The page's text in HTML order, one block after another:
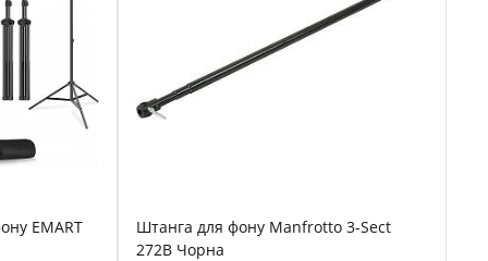
EMART
Штанга для фону Manfrotto 3-Sect
272B Чорна